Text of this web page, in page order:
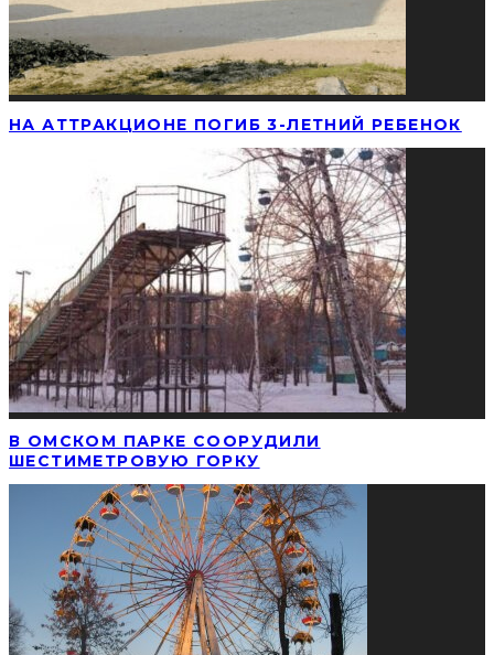
НА АТТРАКЦИОНЕ ПОГИБ 3-ЛЕТНИЙ РЕБЕНОК
В ОМСКОМ ПАРКЕ СООРУДИЛИ
ШЕСТИМЕТРОВУЮ ГОРКУ